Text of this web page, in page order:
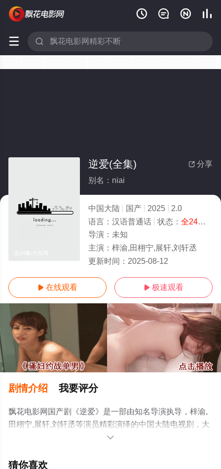
   
 
 分享
逆爱(全集)
别名：niai
中国大陆 国产 2025
2.0
语言： 汉语普通话 状态： 全24集
导演： 未知
主演： 梓渝,田栩宁,展轩,刘轩丞
更新时间： 2025-08-12
 在线观看  极速观看
剧情介绍 我要评分
飘花电影网国产剧《逆爱》是一部由知名导演执导，梓渝,
田栩宁,展轩,刘轩丞等演员精彩演绎的中国大陆电视剧，大
结局剧情已揭晓（全24集），手机免费观看高清未删减完
瓣电视剧、电视猫或剧情网等平台了解。

猜你喜欢